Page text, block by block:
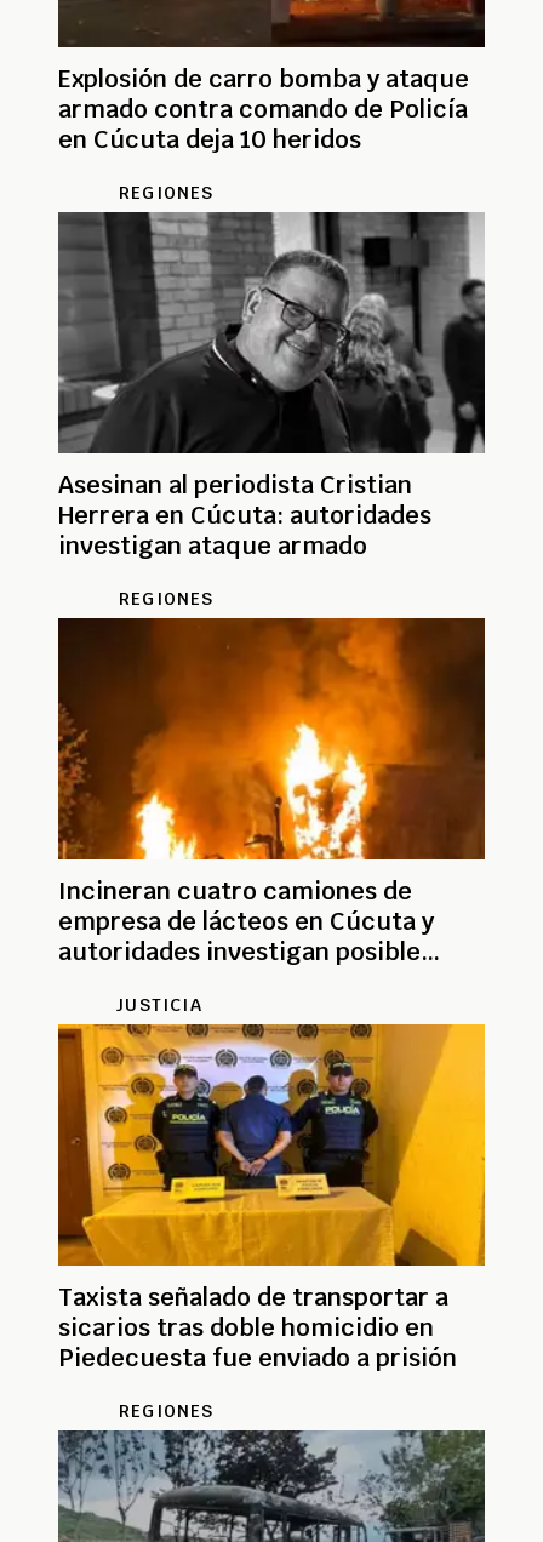
Explosión de carro bomba y ataque
armado contra comando de Policía
en Cúcuta deja 10 heridos
REGIONES
Asesinan al periodista Cristian
Herrera en Cúcuta: autoridades
investigan ataque armado
REGIONES
Incineran cuatro camiones de
empresa de lácteos en Cúcuta y
autoridades investigan posible
JUSTICIA
Taxista señalado de transportar a
sicarios tras doble homicidio en
Piedecuesta fue enviado a prisión
REGIONES